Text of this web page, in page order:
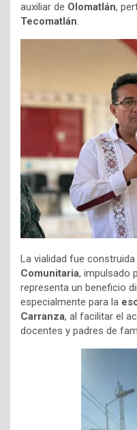
auxiliar de Olomatlán,
Tecomatlán.
La vialidad fue
Comunitaria, impulsado
representa un beneficio
especialmente para la
Carranza, al facilitar el
docentes y padres de